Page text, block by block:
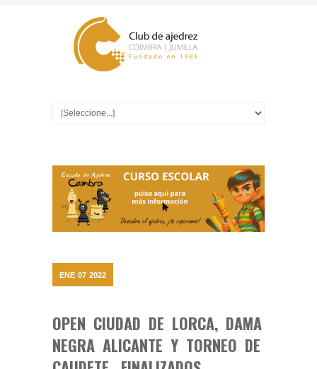
ENE 07 2022
OPEN CIUDAD DE LORCA, DAMA
NEGRA ALICANTE Y TORNEO DE